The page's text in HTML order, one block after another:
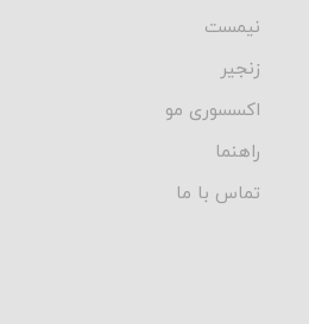
نیمست
زنجیر
اکسسوری مو
راهنما
تماس با ما